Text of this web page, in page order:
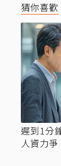
猜你喜歡
遲到1分
人資力